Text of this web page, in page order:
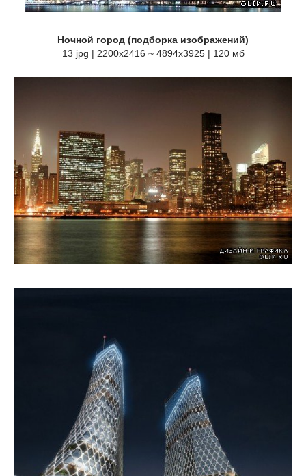
Ночной город (подборка изображений)
13 jpg | 2200x2416 ~ 4894x3925 | 120 мб